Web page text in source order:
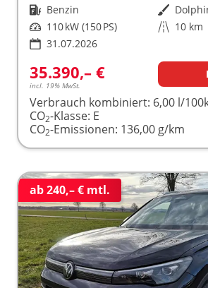
Kraftstoff Benzin Außenfarbe
Leistung 110 kW (150 PS) Kilometerstand 10 km
31.07.2026
35.390,– €
incl. 19% MwSt.
Verbrauch kombiniert: 6,00 l/
CO2-Klasse: E
CO2-Emissionen: 136,00 g/km
ab 240,– € mtl.